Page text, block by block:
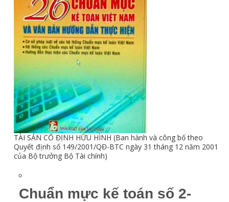
TÀI SẢN CỐ ĐỊNH HỮU HÌNH (Ban hành và công bố theo
Quyết định số 149/2001/QĐ-BTC ngày 31 tháng 12 năm 2001
của Bộ trưởng Bộ Tài chính)
Chuẩn mực kế toán số 2-